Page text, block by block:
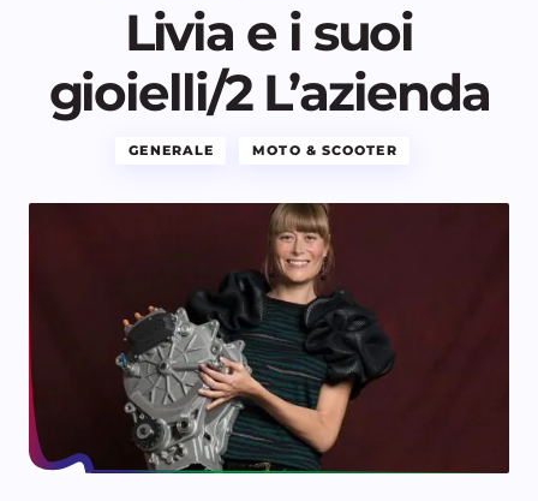
Livia e i suoi
gioielli/2 L’azienda
GENERALE MOTO & SCOOTER